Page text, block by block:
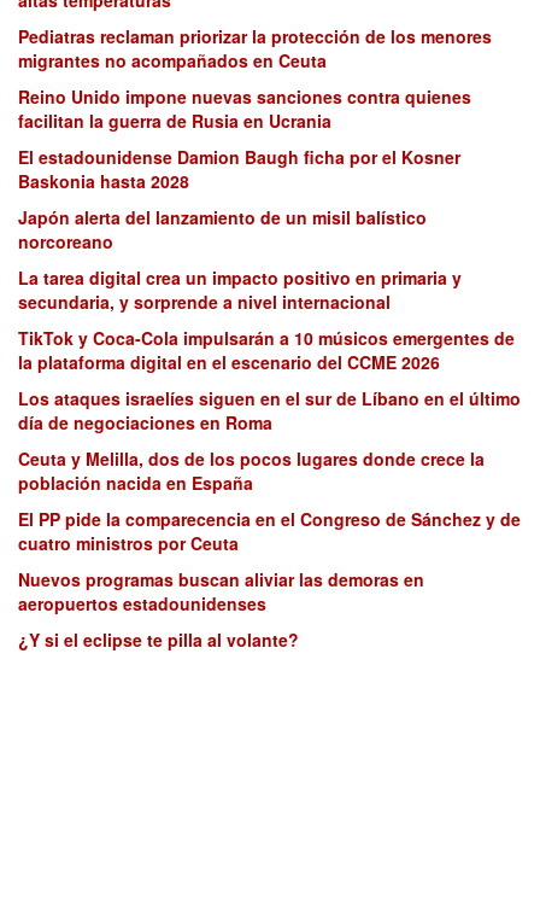
Pediatras reclaman priorizar la protección de los menores
migrantes no acompañados en Ceuta
Reino Unido impone nuevas sanciones contra quienes
facilitan la guerra de Rusia en Ucrania
El estadounidense Damion Baugh ficha por el Kosner
Baskonia hasta 2028
Japón alerta del lanzamiento de un misil balístico
norcoreano
La tarea digital crea un impacto positivo en primaria y
secundaria, y sorprende a nivel internacional
TikTok y Coca-Cola impulsarán a 10 músicos emergentes de
la plataforma digital en el escenario del CCME 2026
Los ataques israelíes siguen en el sur de Líbano en el último
día de negociaciones en Roma
Ceuta y Melilla, dos de los pocos lugares donde crece la
población nacida en España
El PP pide la comparecencia en el Congreso de Sánchez y de
cuatro ministros por Ceuta
Nuevos programas buscan aliviar las demoras en
aeropuertos estadounidenses
¿Y si el eclipse te pilla al volante?